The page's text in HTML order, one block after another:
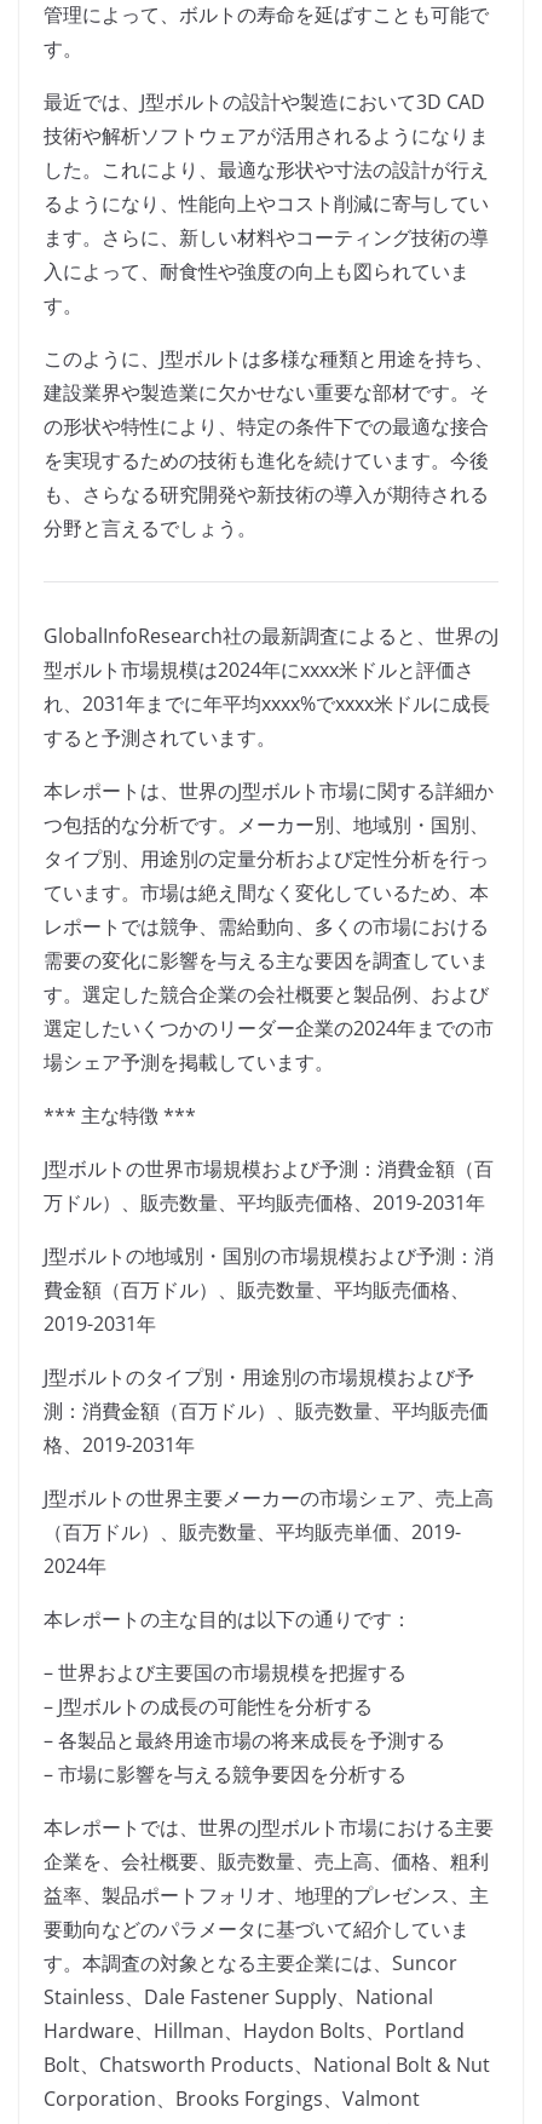
管理によって、ボルトの寿命を延ばすことも可能で
す。
最近では、J型ボルトの設計や製造において3D CAD
技術や解析ソフトウェアが活用されるようになりま
した。これにより、最適な形状や寸法の設計が行え
るようになり、性能向上やコスト削減に寄与してい
ます。さらに、新しい材料やコーティング技術の導
入によって、耐食性や強度の向上も図られていま
す。
このように、J型ボルトは多様な種類と用途を持ち、
建設業界や製造業に欠かせない重要な部材です。そ
の形状や特性により、特定の条件下での最適な接合
を実現するための技術も進化を続けています。今後
も、さらなる研究開発や新技術の導入が期待される
分野と言えるでしょう。
GlobalInfoResearch社の最新調査によると、世界のJ
型ボルト市場規模は2024年にxxxx米ドルと評価さ
れ、2031年までに年平均xxxx%でxxxx米ドルに成長
すると予測されています。
本レポートは、世界のJ型ボルト市場に関する詳細か
つ包括的な分析です。メーカー別、地域別・国別、
タイプ別、用途別の定量分析および定性分析を行っ
ています。市場は絶え間なく変化しているため、本
レポートでは競争、需給動向、多くの市場における
需要の変化に影響を与える主な要因を調査していま
す。選定した競合企業の会社概要と製品例、および
選定したいくつかのリーダー企業の2024年までの市
場シェア予測を掲載しています。
*** 主な特徴 ***
J型ボルトの世界市場規模および予測：消費金額（百
万ドル）、販売数量、平均販売価格、2019-2031年
J型ボルトの地域別・国別の市場規模および予測：消
費金額（百万ドル）、販売数量、平均販売価格、
2019-2031年
J型ボルトのタイプ別・用途別の市場規模および予
測：消費金額（百万ドル）、販売数量、平均販売価
格、2019-2031年
J型ボルトの世界主要メーカーの市場シェア、売上高
（百万ドル）、販売数量、平均販売単価、2019-
2024年
本レポートの主な目的は以下の通りです：
– 世界および主要国の市場規模を把握する
– J型ボルトの成長の可能性を分析する
– 各製品と最終用途市場の将来成長を予測する
– 市場に影響を与える競争要因を分析する
本レポートでは、世界のJ型ボルト市場における主要
企業を、会社概要、販売数量、売上高、価格、粗利
益率、製品ポートフォリオ、地理的プレゼンス、主
要動向などのパラメータに基づいて紹介していま
す。本調査の対象となる主要企業には、Suncor
Stainless、Dale Fastener Supply、National
Hardware、Hillman、Haydon Bolts、Portland
Bolt、Chatsworth Products、National Bolt & Nut
Corporation、Brooks Forgings、Valmont